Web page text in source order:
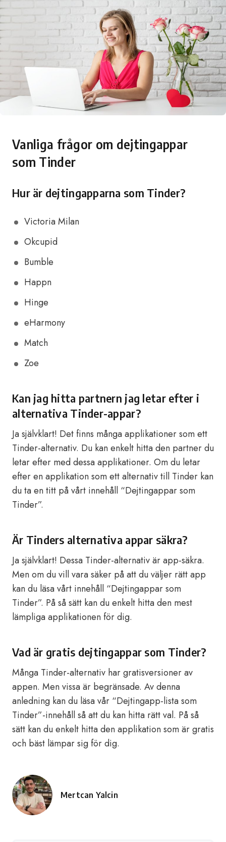
Vanliga frågor om dejtingappar
som Tinder
Hur är dejtingapparna som Tinder?
Victoria Milan
Okcupid
Bumble
Happn
Hinge
eHarmony
Match
Zoe
Kan jag hitta partnern jag letar efter i
alternativa Tinder-appar?
Ja självklart! Det finns många applikationer som ett
Tinder-alternativ. Du kan enkelt hitta den partner du
letar efter med dessa applikationer. Om du letar
efter en applikation som ett alternativ till Tinder kan
du ta en titt på vårt innehåll “Dejtingappar som
Tinder”.
Är Tinders alternativa appar säkra?
Ja självklart! Dessa Tinder-alternativ är app-säkra.
Men om du vill vara säker på att du väljer rätt app
kan du läsa vårt innehåll “Dejtingappar som
Tinder”. På så sätt kan du enkelt hitta den mest
lämpliga applikationen för dig.
Vad är gratis dejtingappar som Tinder?
Många Tinder-alternativ har gratisversioner av
appen. Men vissa är begränsade. Av denna
anledning kan du läsa vår “Dejtingapp-lista som
Tinder”-innehåll så att du kan hitta rätt val. På så
sätt kan du enkelt hitta den applikation som är gratis
och bäst lämpar sig för dig.
Posted
Mertcan Yalcin